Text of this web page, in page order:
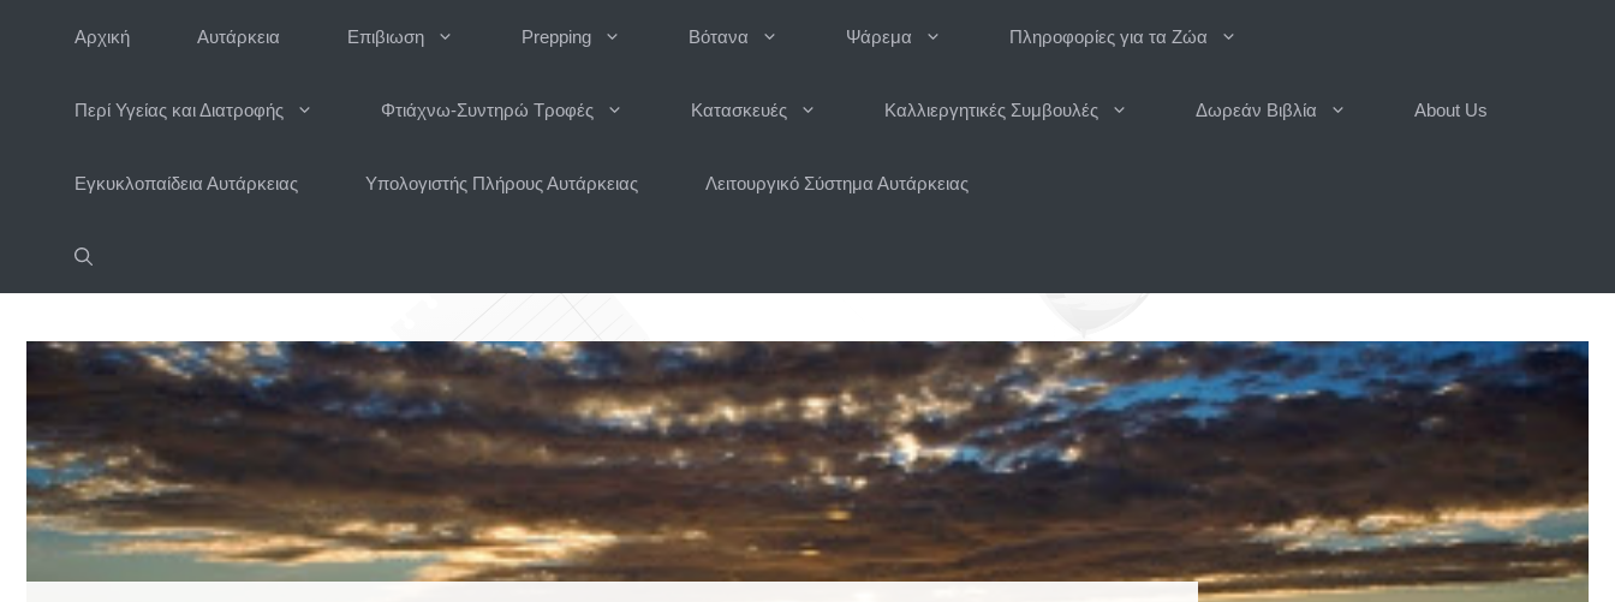
Αρχική Αυτάρκεια Επιβιωση Prepping Βότανα Ψάρεμα Πληροφορίες για τα Ζώα
Περί Υγείας και Διατροφής Φτιάχνω-Συντηρώ Τροφές Κατασκευές Καλλιεργητικές Συμβουλές Δωρεάν Βιβλία About Us
Εγκυκλοπαίδεια Αυτάρκειας Υπολογιστής Πλήρους Αυτάρκειας Λειτουργικό Σύστημα Αυτάρκειας